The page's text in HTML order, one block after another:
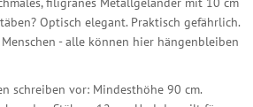
Optisch elegant. Praktisch gefährlich.
- alle können hier hängenbleiben
schreiben vor: Mindesthöhe 90 cm.